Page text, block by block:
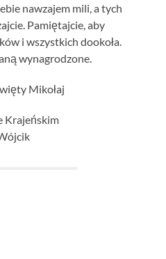
nawzajem mili, a tych
Pamiętajcie, aby
i wszystkich dookoła.
wynagrodzone.
Mikołaj
Krajeńskim